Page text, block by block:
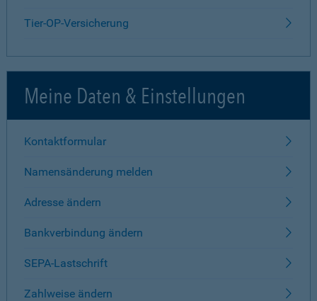
Tier-OP-Versicherung
Meine Daten & Einstellungen
Kontaktformular
Namensänderung melden
Adresse ändern
Bankverbindung ändern
SEPA-Lastschrift
Zahlweise ändern